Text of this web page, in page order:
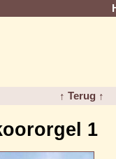
↑ Terug ↑
1